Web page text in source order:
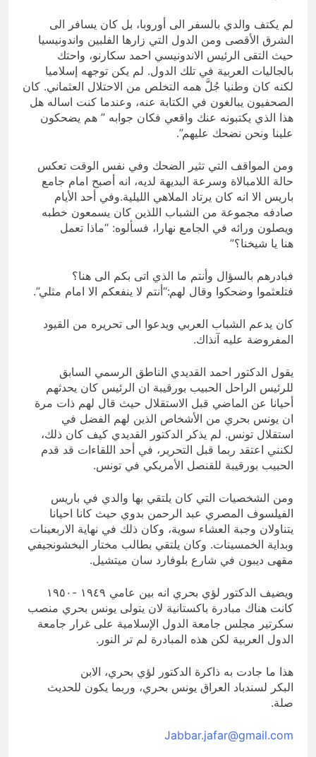
لم يكتف والدي بالسفر الى أوروبا، بل كان يسافر الى
الشرق الأقصى ومن الدول التي زارها الفلبين واندونيسيا
حيث التقى الرئيس الاندونيسي احمد سكارنو، واحتك
بالجاليات العربية في تلك الدول. لم يكن توجهه إسلاميا
لكنه كان وطنيا جُلَّ همه التخلص من الاحتلال العثماني. كان
الصحفيون يبالغون في الكتابة عنه، وعندما كنت اساله هل
هذا الذي يكتبونه عنك واقعي فكان جوابه ” هم يضحكون
علينا ونحن نضحك عليهم”.
ومن المواقف التي تثير الضحك وفي نفس الوقت تعكس
حالة اللامبالاة وسرعة البديهة لديه، انه أصبح امام جامع
باريس الا انه كان يرتاد الملاهي الليلية.وفي أحد الأيام
صادفه مجموعة من الشباب اللذين كان يسمعون خطبه
ويصلون ورائه في الجامع نهارا، فسألوه: “ماذا تعمل
هنا يا شيخنا؟”
فبادرهم بالسؤال وأنتم ما الذي اتى بكم الى هنا؟
فتلعثموا وضحكوا وقال لهم:“أنتم لا ينفعكم الا امام مثلي”.
كان يدعم الشباب العربي ويدعوا الى تحريره من القيود
المفروضة عليه آنذاك.
يقول الدكتور احمد القديدي الناطق الرسمي السابق
للرئيس الراحل الحبيب بورقيبة ان الرئيس كان يحدثهم
أحيانا عن الماضي قبل الاستقلال حيث قال لهم ذات مرة
ان يونس بحري من الأشخاص الذين لهم الفضل في
استقلال تونس. لم يذكر الدكتور القديدي كيف كان ذلك،
لكنني اعتقد ربما قبل التحرير، في أحد اللقاءات قد قدم
الحبيب بورقيبة للقنصل الأمريكي في تونس.
ومن الشخصيات التي كان يلتقي بها والدي في باريس
الفيلسوف المصري عبد الرحمن بدوي حيث كانا احيانا
يتناولان وجبة العشاء سوية، وكان ذلك في نهاية الاربعينات
وبداية الخمسينات. وكان يلتقي بطالب مختار البخشونجيفي
مقهى ديبون في شارع بلوفارد سان ميتشيل.
ويضيف الدكتور لؤي بحري انه بين عامي ١٩٤٩ -١٩٥٠
كانت هناك مبادرة باكستانية لان يتولى يونس بحري منصب
سكرتير مجلس جامعة الدول الإسلامية على غرار جامعة
الدول العربية لكن هذه المبادرة لم تر النور.
هذا ما جادت به ذاكرة الدكتور لؤي بحري، الابن
البكر لسندباد العراق يونس بحري، وربما يكون للحديث
صلة.
Jabbar.jafar@gmail.com